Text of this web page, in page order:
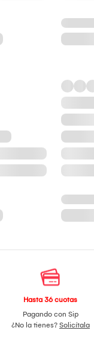
Hasta 36 cuotas
Pagando con Sip
¿No la tienes? Solicítala